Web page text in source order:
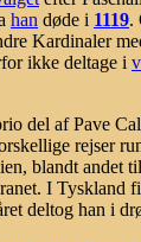
han døde i 1119.
Kardinaler
ikke deltage i
del af Pave
rejser
blandt andet
I Tyskland
deltog han i